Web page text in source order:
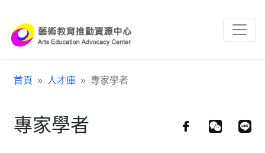
首頁 人才庫 專家學者
專家學者